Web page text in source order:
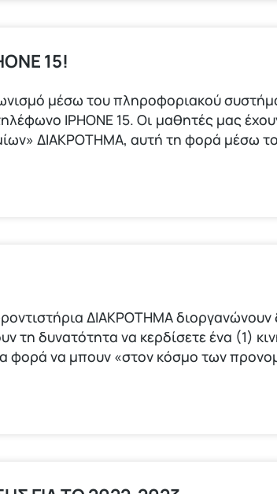
15!
μέσω του πληροφοριακού
ΙΡΗΟΝΕ 15. Οι μαθητές μας
ΔΙΑΚΡΟΤΗΜΑ, αυτή τη φορά μέσω
ΔΙΑΚΡΟΤΗΜΑ
τη δυνατότητα να κερδίσετε ένα (1)
φορά να μπουν «στον κόσμο των